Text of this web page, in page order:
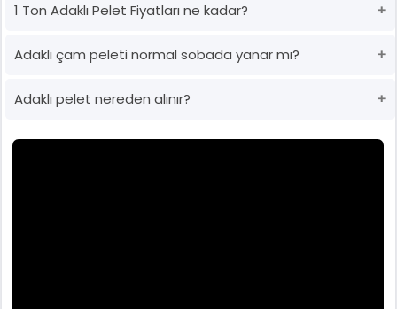
1 Ton Adaklı Pelet Fiyatları ne kadar?
Adaklı çam peleti normal sobada yanar mı?
Adaklı pelet nereden alınır?